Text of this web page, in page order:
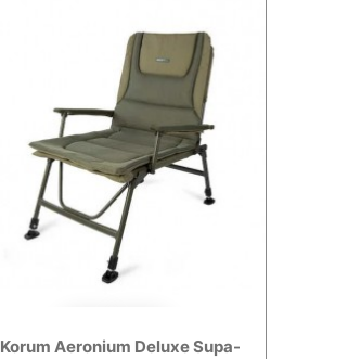
Korum Aeronium Deluxe Supa-